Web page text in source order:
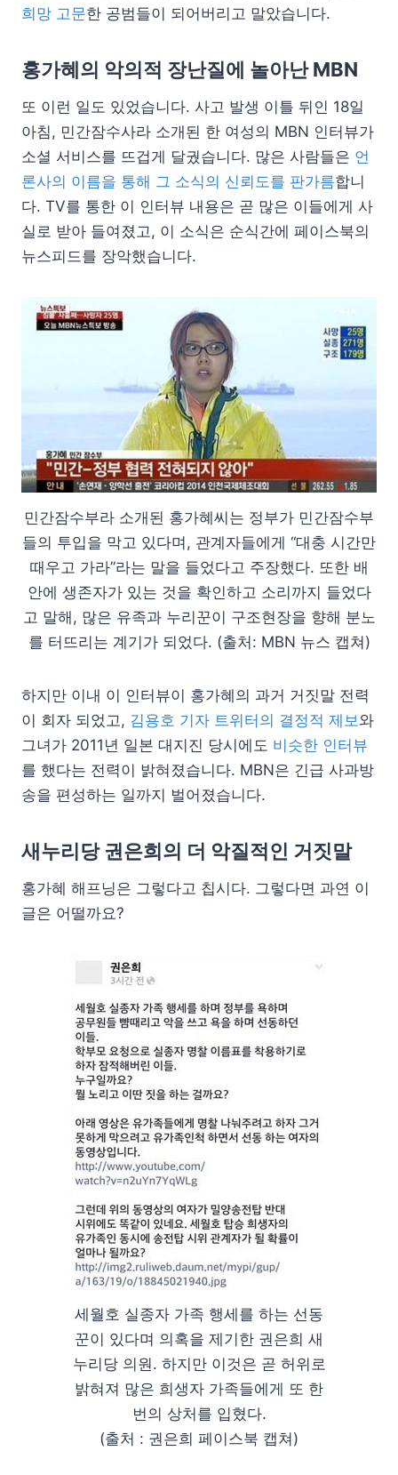
희망 고문한 공범들이 되어버리고 말았습니다.
홍가혜의 악의적 장난질에 놀아난 MBN
또 이런 일도 있었습니다. 사고 발생 이틀 뒤인 18일
아침, 민간잠수사라 소개된 한 여성의 MBN 인터뷰가
소셜 서비스를 뜨겁게 달궜습니다. 많은 사람들은 언
론사의 이름을 통해 그 소식의 신뢰도를 판가름합니
다. TV를 통한 이 인터뷰 내용은 곧 많은 이들에게 사
실로 받아 들여졌고, 이 소식은 순식간에 페이스북의
뉴스피드를 장악했습니다.
민간잠수부라 소개된 홍가혜씨는 정부가 민간잠수부
들의 투입을 막고 있다며, 관계자들에게 “대충 시간만
때우고 가라”라는 말을 들었다고 주장했다. 또한 배
안에 생존자가 있는 것을 확인하고 소리까지 들었다
고 말해, 많은 유족과 누리꾼이 구조현장을 향해 분노
를 터뜨리는 계기가 되었다. (출처: MBN 뉴스 캡쳐)
하지만 이내 이 인터뷰이 홍가혜의 과거 거짓말 전력
이 회자 되었고, 김용호 기자 트위터의 결정적 제보 와
그녀가 2011년 일본 대지진 당시에도 비슷한 인터뷰
를 했다는 전력이 밝혀졌습니다. MBN은 긴급 사과방
송을 편성하는 일까지 벌어졌습니다.
새누리당 권은희의 더 악질적인 거짓말
홍가혜 해프닝은 그렇다고 칩시다. 그렇다면 과연 이
글은 어떨까요?
세월호 실종자 가족 행세를 하는 선동
꾼이 있다며 의혹을 제기한 권은희 새
누리당 의원. 하지만 이것은 곧 허위로
밝혀져 많은 희생자 가족들에게 또 한
번의 상처를 입혔다.
(출처 : 권은희 페이스북 캡쳐)